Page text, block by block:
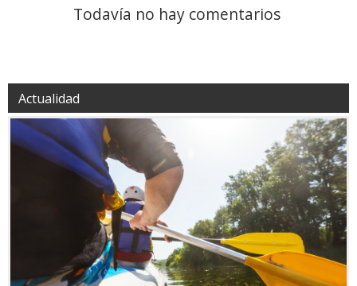
Todavía no hay comentarios
Actualidad